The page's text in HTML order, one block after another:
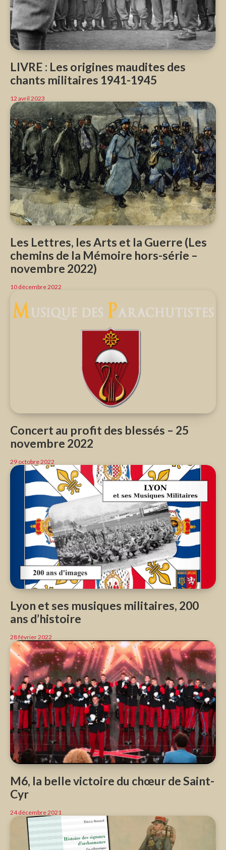
LIVRE : Les origines maudites des
chants militaires 1941-1945
12 avril 2023
Les Lettres, les Arts et la Guerre (Les
chemins de la Mémoire hors-série –
novembre 2022)
10 décembre 2022
Concert au profit des blessés – 25
novembre 2022
29 octobre 2022
Lyon et ses musiques militaires, 200
ans d’histoire
28 février 2022
M6, la belle victoire du chœur de Saint-
Cyr
24 décembre 2021